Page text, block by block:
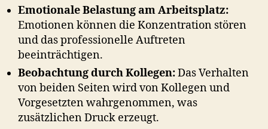
Emotionale Belastung am Arbeitsplatz:
Emotionen können die Konzentration stören
und das professionelle Auftreten
beeinträchtigen.
Beobachtung durch Kollegen:Das Verhalten
von beiden Seiten wird von Kollegen und
Vorgesetzten wahrgenommen, was
zusätzlichen Druck erzeugt.